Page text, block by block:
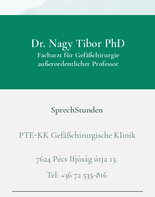
Dr. Nagy Tibor PhD
Facharzt für Gefäßchirurgie
außerordentlicher Professor
SprechStunden
PTE-KK Gefäßchirurgische Klinik
7624 Pécs Ifjúság útja 13.
Tel: +36 72 535-816